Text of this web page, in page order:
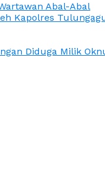
Abal-Abal
Kapolres
Diduga Milik